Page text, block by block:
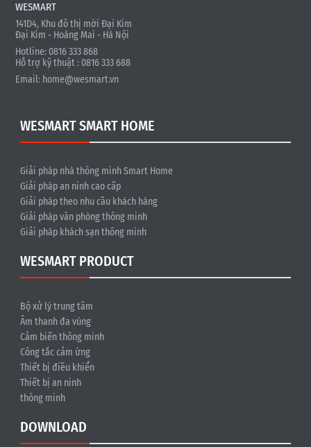
WESMART
141D4, Khu đô thị mới Đại Kim
Đại Kim - Hoàng Mai - Hà Nội
Hotline: 0816 333 868
Hỗ trợ kỹ thuật : 0816 333 688
Email: home@wesmart.vn
WESMART SMART HOME
Giải pháp nhà thông minh Smart Home
Giải pháp an ninh cao cấp
Giải pháp theo nhu cầu khách hàng
Giải pháp văn phòng thông minh
Giải pháp khách sạn thông minh
WESMART PRODUCT
Bộ xử lý trung tâm
Âm thanh đa vùng
Cảm biến thông minh
Công tắc cảm ứng
Thiết bị điều khiển
Thiết bị an ninh
thông minh
DOWNLOAD